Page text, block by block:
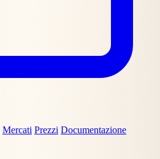
Mercati Prezzi Documentazione